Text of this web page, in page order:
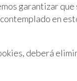
garantizar que
en
deberá